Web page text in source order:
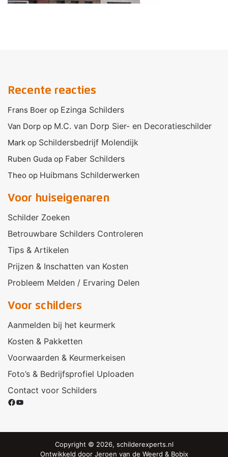
Recente reacties
Frans Boer op Ezinga Schilders
Van Dorp op M.C. van Dorp Sier- en Decoratieschilder
Mark op Schildersbedrijf Molendijk
Ruben Guda op Faber Schilders
Theo op Huibmans Schilderwerken
Voor huiseigenaren
Schilder Zoeken
Betrouwbare Schilders Controleren
Tips & Artikelen
Prijzen & Inschatten van Kosten
Probleem Melden / Ervaring Delen
Voor schilders
Aanmelden bij het keurmerk
Kosten & Pakketten
Voorwaarden & Keurmerkeisen
Foto’s & Bedrijfsprofiel Uploaden
Contact voor Schilders
Facebook
YouTube
Copyright © 2026, schilderexperts.nl
Ontwikkeld door Jeroen van de Weerd & Bobix